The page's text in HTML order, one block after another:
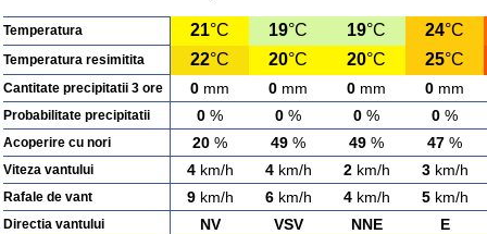
Temperatura 21°C 19°C 19°C 24°C
Temperatura resimitita 22°C 20°C 20°C 25°C
Cantitate precipitatii 3 ore 0 mm 0 mm 0 mm 0 mm
Probabilitate precipitatii 0 % 0 % 0 % 0 %
Acoperire cu nori 20 % 49 % 49 % 47 %
Viteza vantului 4km/h 4km/h 2km/h 3km/h
Rafale de vant 9km/h 6km/h 4km/h 5km/h
Directia vantului NV VSV NNE E